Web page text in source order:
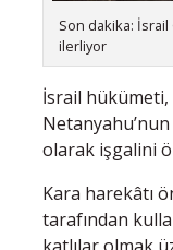
Son dakika: İsrail
ilerliyor
İsrail hükümeti,
olarak işgalini
Kara harekâtı
tarafından